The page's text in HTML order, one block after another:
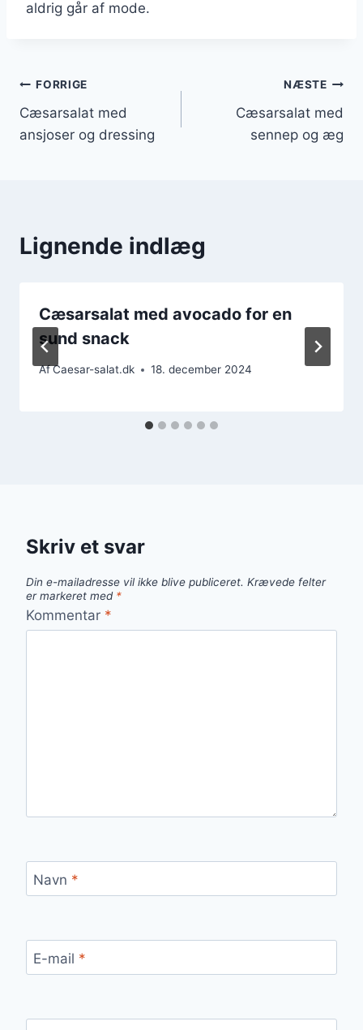
aldrig går af mode.
Indlægsnavigation
FORRIGE
Cæsarsalat med
ansjoser og dressing
NÆSTE
Cæsarsalat med
sennep og æg
Lignende indlæg
Cæsarsalat med avocado for en
sund snack
AfCaesar-salat.dk 18. december 2024
Skriv et svar
Din e-mailadresse vil ikke blive publiceret. Krævede felter
er markeret med *
Kommentar *
Navn *
E-mail *